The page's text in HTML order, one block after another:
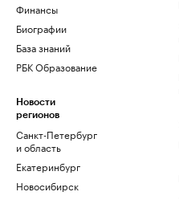
Финансы
Биографии
База знаний
РБК Образование
Новости
регионов
Санкт-Петербург
и область
Екатеринбург
Новосибирск